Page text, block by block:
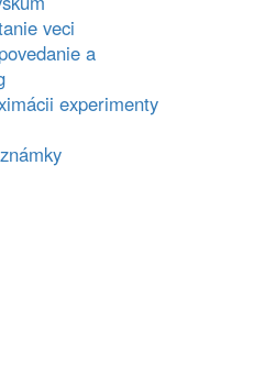
veci
a
experimenty